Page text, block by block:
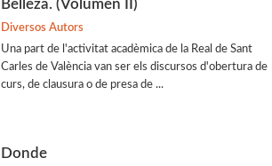
Belleza. (Volumen II)
Diversos Autors
Una part de l'activitat acadèmica de la Real de Sant
Carles de València van ser els discursos d'obertura de
curs, de clausura o de presa de ...
Donde